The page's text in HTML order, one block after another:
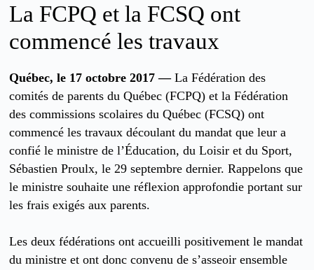
La FCPQ et la FCSQ ont
commencé les travaux
Québec, le 17 octobre 2017 —La Fédération des
comités de parents du Québec (FCPQ) et la Fédération
des commissions scolaires du Québec (FCSQ) ont
commencé les travaux découlant du mandat que leur a
confié le ministre de l’Éducation, du Loisir et du Sport,
Sébastien Proulx, le 29 septembre dernier. Rappelons que
le ministre souhaite une réflexion approfondie portant sur
les frais exigés aux parents.
Les deux fédérations ont accueilli positivement le mandat
du ministre et ont donc convenu de s’asseoir ensemble